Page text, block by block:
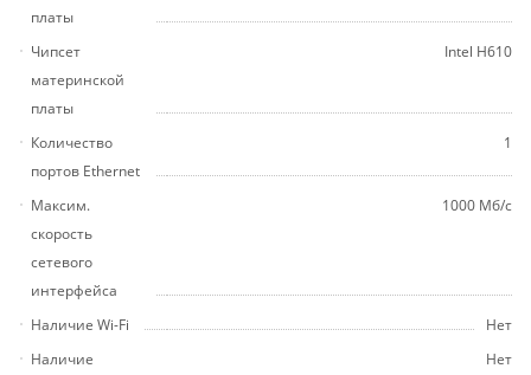
платы
Чипсет
материнской
платы
Intel H610
Количество
портов Ethernet
1
Максим.
скорость
сетевого
интерфейса
1000 Мб/с
Наличие Wi-Fi
Нет
Наличие
Нет